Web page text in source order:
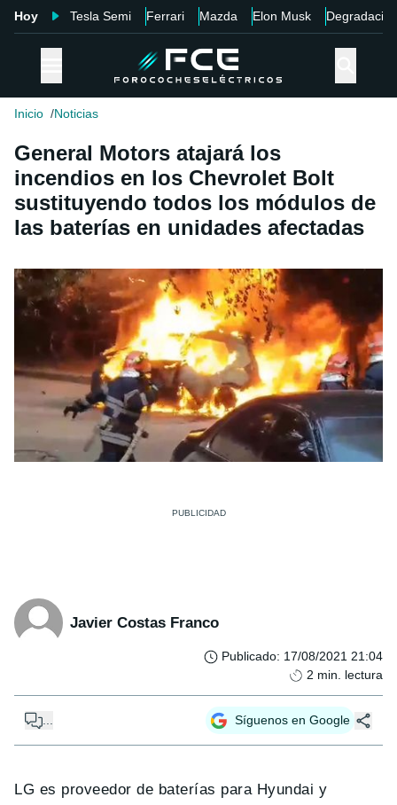
Hoy Tesla Semi Ferrari Mazda Elon Musk Degradación
Inicio Noticias
General Motors atajará los
incendios en los Chevrolet Bolt
sustituyendo todos los módulos de
las baterías en unidades afectadas
Javier Costas Franco
Publicado: 17/08/2021 21:04
2 min. lectura
... Síguenos en Google
LG es proveedor de baterías para Hyundai y